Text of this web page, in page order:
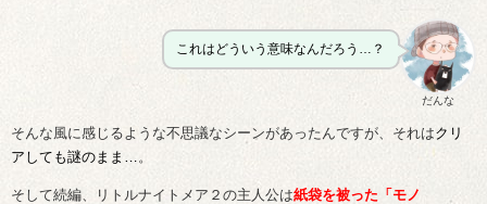
だんな
これはどういう意味なんだろう…？
そんな風に感じるような不思議なシーンがあったんですが、それはクリ
アしても謎のまま…
。
そして続編、リトルナイトメア２の主人公は紙袋を被った「モノ